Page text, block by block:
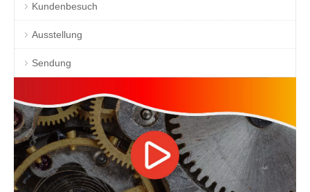
Kundenbesuch
Ausstellung
Sendung